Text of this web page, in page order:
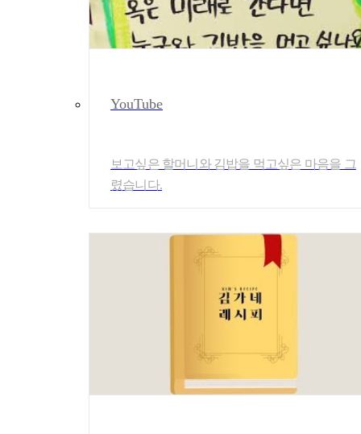
YouTube
보고싶은 할머니와 김밥을 먹고싶은 마음을 그
렸습니다.